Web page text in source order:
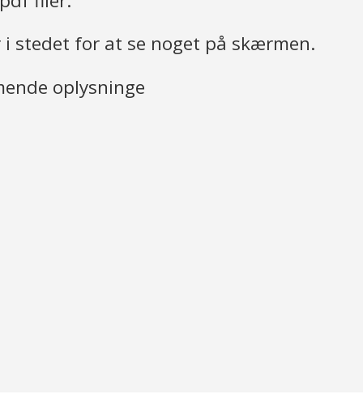
stedet for at se noget på skærmen.
oplysninge